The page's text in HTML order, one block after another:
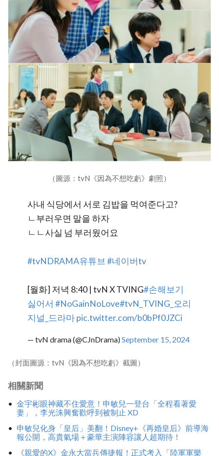
（圖源：tvN《因為不想吃虧》劇照）
사내 식당에서 서로 김밥을 먹여준다고?
ㄴ부러우면 말을 하자
ㄴㄴ사실 넘 부러웠어요
#tvNDRAMA유튜브#네이버tv
[월화] 저녁 8:40 | tvN X TVING#손해보기
싫어서 #NoGainNoLove#tvN_TVING_오리
지널_드라마pic.twitter.com/b0bPf0JZCi
— tvN drama (@CJnDrama)September 15, 2024
（封面圖源：tvN《因為不想吃虧》截圖）
相關新聞
金宇彬眼神藏不住愛意！申敏兒一登台「全程看著愛
妻」，李光洙興奮歡呼到被制止 XD
申敏兒化身「皇后」美翻！Disney+《再婚皇后》前導海
報公開，高貴氣場＋豪華主演陣容讓人超期待！
《親愛的X》金永大當兵傳捷報！正式考入「陸軍軍樂